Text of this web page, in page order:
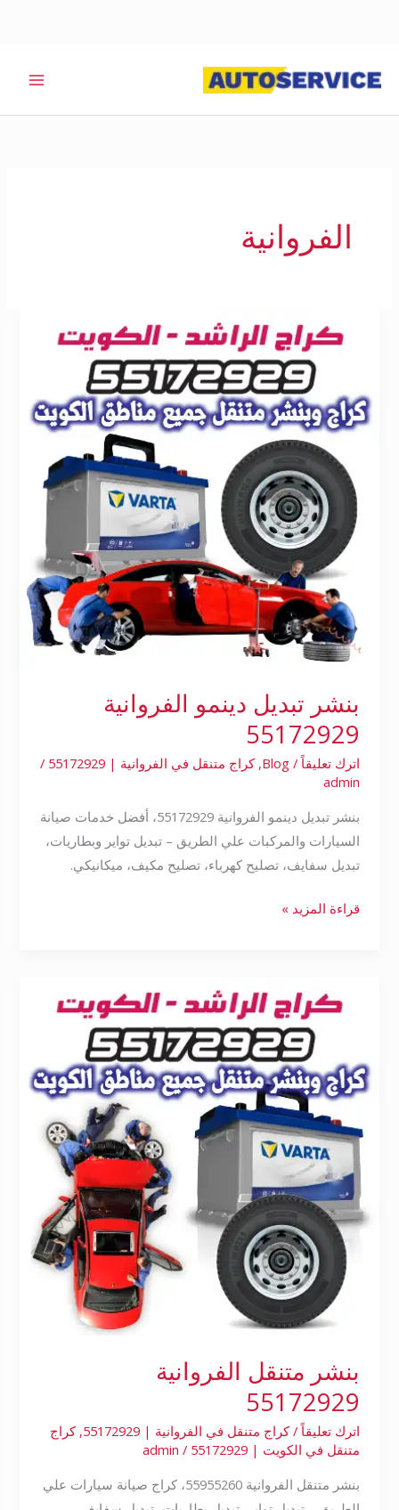
إلى
الفروانية
بنشر تبديل دينمو الفروانية
55172929
اترك تعليقاً /
Blog
,كراج متنقل في الفروانية | 55172929
/
admin
بنشر تبديل دينمو الفروانية 55172929، أفضل خدمات صيانة
السيارات والمركبات علي الطريق – تبديل تواير وبطاريات،
تبديل سفايف، تصليح كهرباء، تصليح مكيف، ميكانيكي.
تبديل
الفروانية
55172929
قراءة المزيد »
بنشر متنقل الفروانية
55172929
اترك تعليقاً /كراج متنقل في الفروانية | 55172929 ,كراج
متنقل في الكويت | 55172929
/
admin
بنشر متنقل الفروانية 55955260، كراج صيانة سيارات علي
متنقل
الفروانية
55172929